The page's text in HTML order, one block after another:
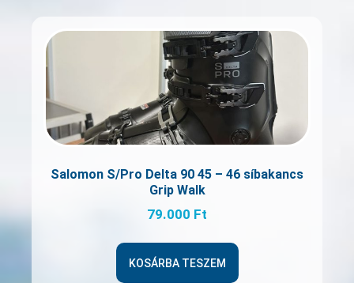
Salomon S/Pro Delta 90 45 – 46 síbakancs
Grip Walk
79.000 Ft
KOSÁRBA TESZEM